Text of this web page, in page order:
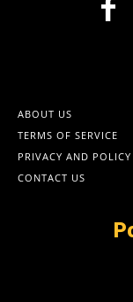
ABOUT US
TERMS OF SERVICE
PRIVACY AND POLICY
CONTACT US